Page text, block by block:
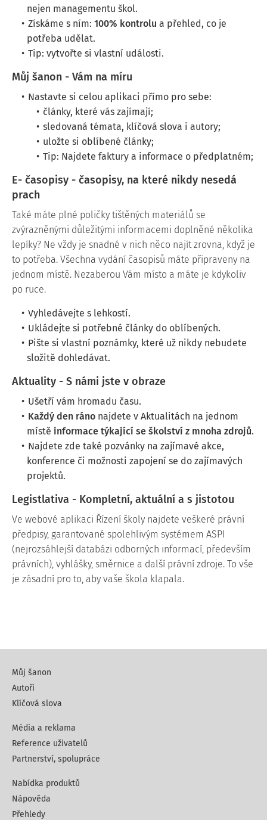
nejen managementu škol.
Získáme s ním: 100% kontrolu a přehled, co je
potřeba udělat.
Tip: vytvořte si vlastní události.
Můj šanon - Vám na míru
Nastavte si celou aplikaci přímo pro sebe:
články, které vás zajímají;
sledovaná témata, klíčová slova i autory;
uložte si oblíbené články;
Tip: Najdete faktury a informace o předplatném;
E- časopisy - časopisy, na které nikdy nesedá
prach
Také máte plné poličky tištěných materiálů se
zvýrazněnými důležitými informacemi doplněné několika
lepíky? Ne vždy je snadné v nich něco najít zrovna, když je
to potřeba. Všechna vydání časopisů máte připraveny na
jednom místě. Nezaberou Vám místo a máte je kdykoliv
po ruce.
Vyhledávejte s lehkostí.
Ukládejte si potřebné články do oblíbených.
Pište si vlastní poznámky, které už nikdy nebudete
složitě dohledávat.
Aktuality - S námi jste v obraze
Ušetří vám hromadu času.
Každý den ráno najdete v Aktualitách na jednom
místě informace týkající se školství z mnoha zdrojů.
Najdete zde také pozvánky na zajímavé akce,
konference či možnosti zapojení se do zajímavých
projektů.
Legistlativa - Kompletní, aktuální a s jistotou
Ve webové aplikaci Řízení školy najdete veškeré právní
předpisy, garantované spolehlivým systémem ASPI
(nejrozsáhlejší databázi odborných informací, především
právních), vyhlášky, směrnice a další právní zdroje. To vše
je zásadní pro to, aby vaše škola klapala.
Můj šanon
Autoři
Klíčová slova
Média a reklama
Reference uživatelů
Partnerství, spolupráce
Nabídka produktů
Nápověda
Přehledy